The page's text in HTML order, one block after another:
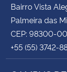
Bairro Vista
Palmeira das
CEP: 98300-
+55 (55) 3742-